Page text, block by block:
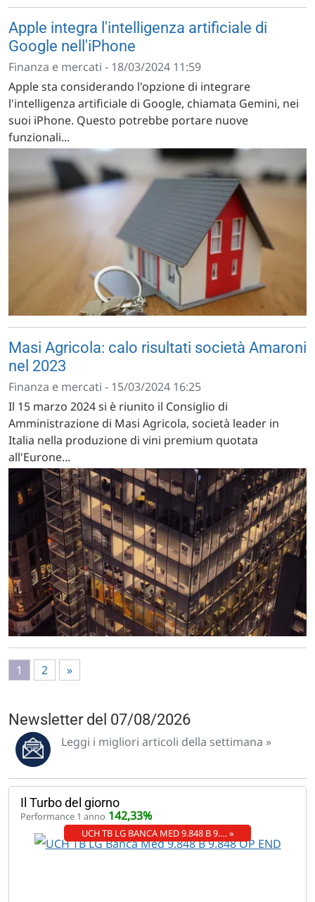
Apple integra l'intelligenza artificiale di
Google nell'iPhone
Finanza e mercati - 18/03/2024 11:59
Apple sta considerando l'opzione di integrare
l'intelligenza artificiale di Google, chiamata Gemini, nei
suoi iPhone. Questo potrebbe portare nuove
funzionali...
Masi Agricola: calo risultati società Amaroni
nel 2023
Finanza e mercati - 15/03/2024 16:25
Il 15 marzo 2024 si è riunito il Consiglio di
Amministrazione di Masi Agricola, società leader in
Italia nella produzione di vini premium quotata
all'Eurone...
1 2 »
Newsletter del 07/08/2026
Leggi i migliori articoli della settimana »
Il Turbo del giorno
Performance 1 anno 142,33%
UCH TB LG BANCA MED 9.848 B 9.… »